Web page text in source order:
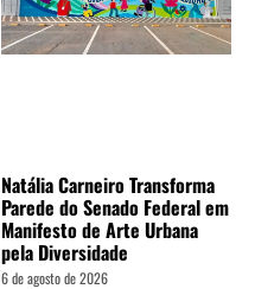
Natália Carneiro Transforma
Parede do Senado Federal em
Manifesto de Arte Urbana
pela Diversidade
6 de agosto de 2026